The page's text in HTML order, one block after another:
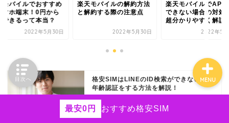
モバイルでおすすめ
マホ端末！0円から
できるって本当？
2022年5月30日
楽天モバイルの解約方法
と解約する際の注意点
2022年5月30日
楽天モバイルでAPN
できない場合の対処
超分かりやすく解説
2022年5
格安SIMはLINEのID検索ができない！？
年齢認証をする方法を解説！
最安0円 おすすめ格安SIM
MENU
ネットの役立つ情報
目次へ